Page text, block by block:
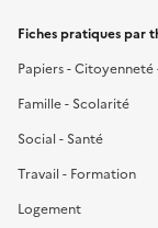
Fiches pratiques par
Papiers - Citoyenneté
Famille - Scolarité
Social - Santé
Travail - Formation
Logement